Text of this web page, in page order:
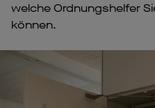
welche Ordnungshelfer
können.